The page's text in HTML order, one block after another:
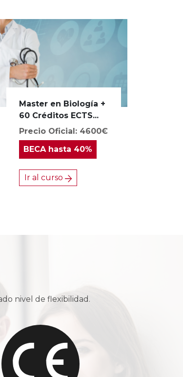
Master en Biología +
60 Créditos ECTS...
Precio Oficial: 4600€
BECAhasta 40%
Ir al curso
nivel de flexibilidad.